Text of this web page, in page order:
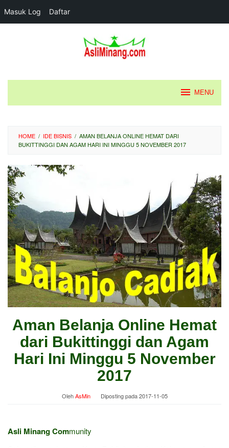
Masuk Log Daftar
MENU
HOME / IDE BISNIS / AMAN BELANJA ONLINE HEMAT DARI
BUKITTINGGI DAN AGAM HARI INI MINGGU 5 NOVEMBER 2017
Aman Belanja Online Hemat
dari Bukittinggi dan Agam
Hari Ini Minggu 5 November
2017
OlehAsMin Diposting pada2017-11-05
Asli Minang Community